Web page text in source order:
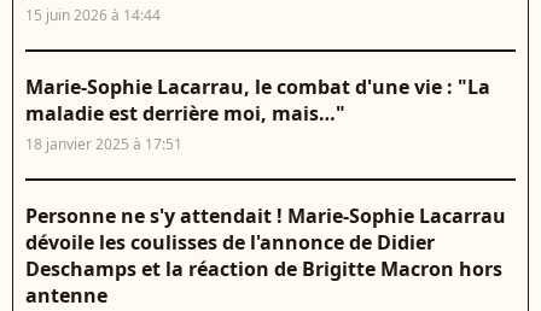
15 juin 2026 à 14:44
Marie-Sophie Lacarrau, le combat d'une vie : "La
maladie est derrière moi, mais…"
18 janvier 2025 à 17:51
Personne ne s'y attendait ! Marie-Sophie Lacarrau
dévoile les coulisses de l'annonce de Didier
Deschamps et la réaction de Brigitte Macron hors
antenne